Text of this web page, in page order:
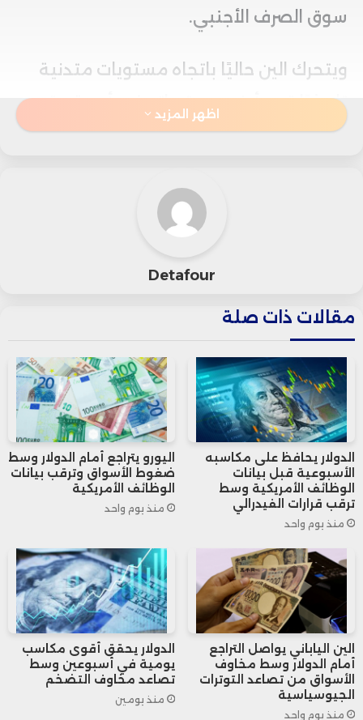
سوق الصرف الأجنبي.
ويتحرك الين حاليًا باتجاه مستويات متدنية
تاريخيًا قرب أدنى مستوياته في أربعة عقود،
ما يثير حالة من القلق في أوساط
للسلطات النقدية اليابانية، خصوصًا بعد
التدخل الأخير لبنك اليابان الذي ساهم مؤقتًا
سجل الدولار الأمريكي ارتفاعًا مقابل الين
ين، مقارنة بسعر افتتاح عند 161.26 ين،
بعدما لامس أدنى مستوى خلال الجلسة
عند 161.24 ين.
وكان الين قد أنهى تداولات الجمعة الماضية
بعد أن صعد خلال الجلسة إلى أعلى مستوى
في أسبوعين عند 160.48 ين قبل أن يفقد
مكاسبه لاحقًا.
وعلى أساس أسبوعي، تمكن الين من
اظهر المزيد
Detafour
مقالات ذات صلة
الدولار يحافظ على مكاسبه
الأسبوعية قبل بيانات
الوظائف الأمريكية وسط
ترقب قرارات الفيدرالي
منذ يوم واحد
اليورو يتراجع أمام الدولار وسط
ضغوط الأسواق وترقب بيانات
الوظائف الأمريكية
منذ يوم واحد
الين الياباني يواصل التراجع
أمام الدولار وسط مخاوف
الأسواق من تصاعد التوترات
الجيوسياسية
منذ يوم واحد
الدولار يحقق أقوى مكاسب
يومية في أسبوعين وسط
تصاعد مخاوف التضخم
منذ يومين